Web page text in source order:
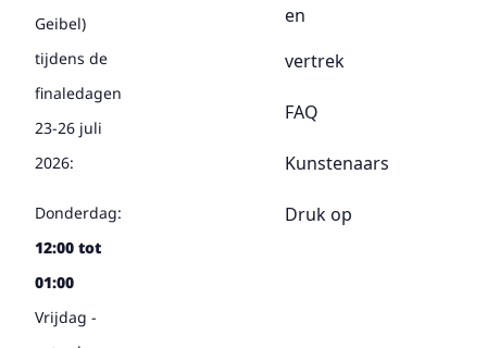
Geibel)
tijdens de
finaledagen
23-26 juli
2026:
Donderdag:
12:00 tot
01:00
Vrijdag -
en
vertrek
FAQ
Kunstenaars
Druk op